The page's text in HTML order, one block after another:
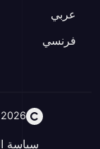
عربي
فرنسي
2026
سياسة